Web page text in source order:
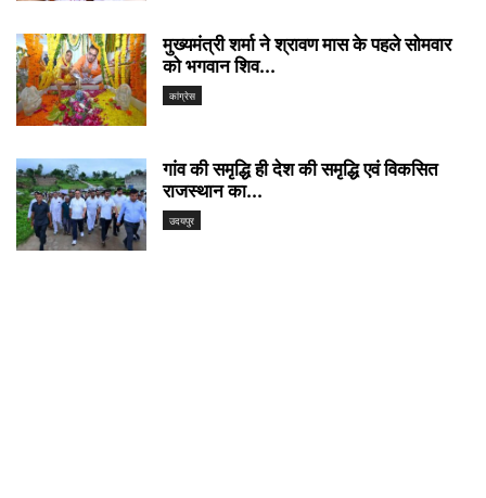
मुख्यमंत्री शर्मा ने श्रावण मास के पहले सोमवार
को भगवान शिव...
कांग्रेस
गांव की समृद्धि ही देश की समृद्धि एवं विकसित
राजस्थान का...
उदयपुर